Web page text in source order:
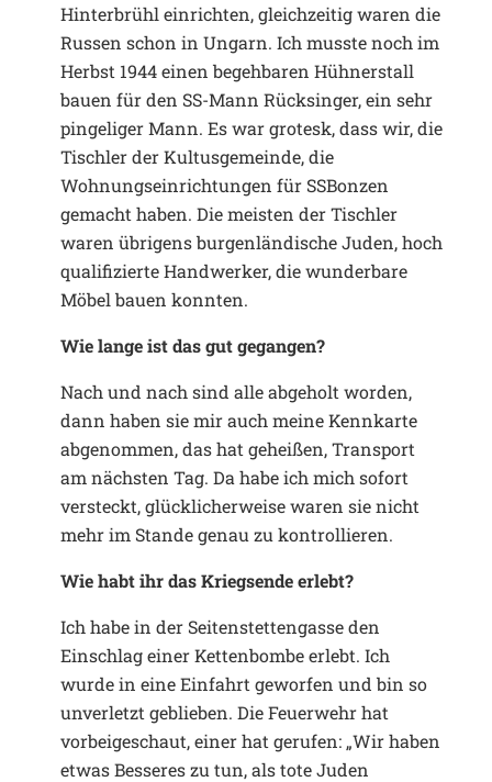
Hinterbrühl einrichten, gleichzeitig waren die
Russen schon in Ungarn. Ich musste noch im
Herbst 1944 einen begehbaren Hühnerstall
bauen für den SS-Mann Rücksinger, ein sehr
pingeliger Mann. Es war grotesk, dass wir, die
Tischler der Kultusgemeinde, die
Wohnungseinrichtungen für SSBonzen
gemacht haben. Die meisten der Tischler
waren übrigens burgenländische Juden, hoch
qualifizierte Handwerker, die wunderbare
Möbel bauen konnten.
Wie lange ist das gut gegangen?
Nach und nach sind alle abgeholt worden,
dann haben sie mir auch meine Kennkarte
abgenommen, das hat geheißen, Transport
am nächsten Tag. Da habe ich mich sofort
versteckt, glücklicherweise waren sie nicht
mehr im Stande genau zu kontrollieren.
Wie habt ihr das Kriegsende erlebt?
Ich habe in der Seitenstettengasse den
Einschlag einer Kettenbombe erlebt. Ich
wurde in eine Einfahrt geworfen und bin so
unverletzt geblieben. Die Feuerwehr hat
vorbeigeschaut, einer hat gerufen: „Wir haben
etwas Besseres zu tun, als tote Juden